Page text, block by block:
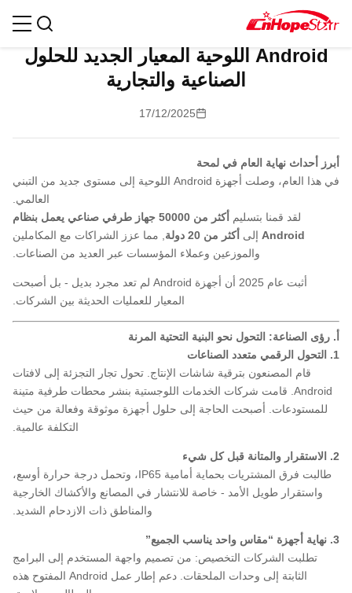
ملخص عام 2025: لماذا أصبحت أجهزة
Android اللوحية المعيار الجديد للحلول
الصناعية والتجارية
17/12/2025
أبرز أحداث نهاية العام في لمحة
في هذا العام، وصلت أجهزة Android اللوحية إلى مستوى جديد من التبني
العالمي.
لقد قمنا بتسليم
أكثر من 50000 جهاز طرفي صناعي يعمل بنظام
Android إلى أكثر من 20 دولة
, مما عزز الشراكات مع المكاملين
والموزعين وعملاء المؤسسات عبر العديد من الصناعات.
أثبت عام 2025 أن أجهزة Android لم تعد مجرد بديل - بل أصبحت
المعيار للعمليات الحديثة بين الشركات.
أ. رؤى الصناعة: التحول نحو البنية التحتية المرنة
1. التحول الرقمي متعدد الصناعات
قام المصنعون بترقية شاشات الإنتاج. تحول تجار التجزئة إلى لافتات
Android. قامت شركات الخدمات اللوجستية بنشر محطات طرفية متينة
للمستودعات. أصبحت الحاجة إلى حلول أجهزة موثوقة وفعالة من حيث
التكلفة عالمية.
2. الاستقرار والمتانة قبل كل شيء
طالبت فرق المشتريات بحماية أمامية IP65، وتحمل درجة حرارة أوسع،
واستقرار طويل الأمد - خاصة للانتشار في المصانع والأكشاك الخارجية
والمناطق ذات الازدحام الشديد.
3. نهاية أجهزة “مقاس واحد يناسب الجميع”
تطلبت الشركات التخصيص: من تصميم واجهة المستخدم إلى البرامج
الثابتة إلى وحدات الملحقات. دعم إطار عمل Android المفتوح هذه